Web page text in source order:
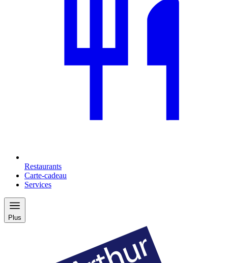
Restaurants
Carte-cadeau
Services
Plus